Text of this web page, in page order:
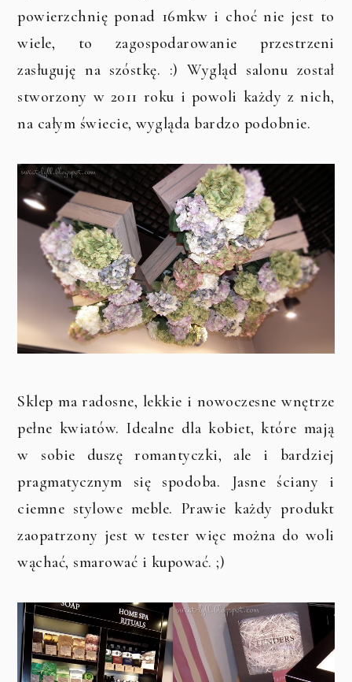
powierzchnię ponad 16mkw i choć nie jest to
wiele, to zagospodarowanie przestrzeni
zasługuję na szóstkę. :) Wygląd salonu został
stworzony w 2011 roku i powoli każdy z nich,
na całym świecie, wygląda bardzo podobnie.
Sklep ma radosne, lekkie i nowoczesne wnętrze
pełne kwiatów. Idealne dla kobiet, które mają
w sobie duszę romantyczki, ale i bardziej
pragmatycznym się spodoba. Jasne ściany i
ciemne stylowe meble. Prawie każdy produkt
zaopatrzony jest w tester więc można do woli
wąchać, smarować i kupować. ;)